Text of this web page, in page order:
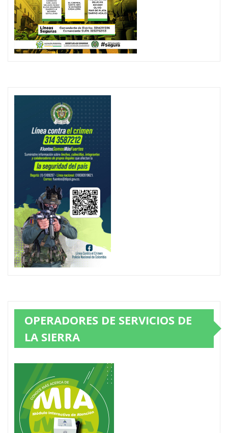
OPERADORES DE SERVICIOS DE
LA SIERRA